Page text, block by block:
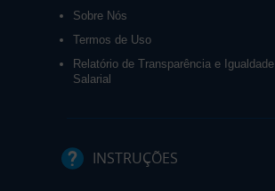
Sobre Nós
Termos de Uso
Relatório de Transparência e Igualdade
Salarial
INSTRUÇÕES